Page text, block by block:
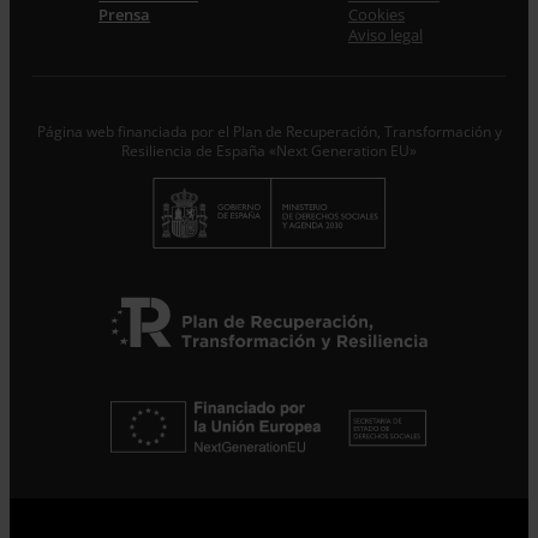
Política de Privacidad*
Prensa
Cookies
Aviso legal
Página web financiada por el Plan de Recuperación, Transformación y
Resiliencia de España «Next Generation EU»